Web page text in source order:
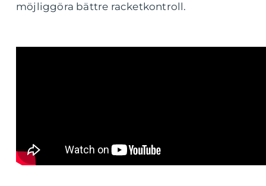
möjliggöra bättre racketkontroll.